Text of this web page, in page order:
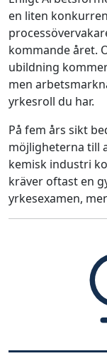
en liten
kommande året.
ubildning
men
yrkesroll du har.
På fem års sikt
möjligheterna till
kemisk industri
kräver oftast en
yrkesexamen,